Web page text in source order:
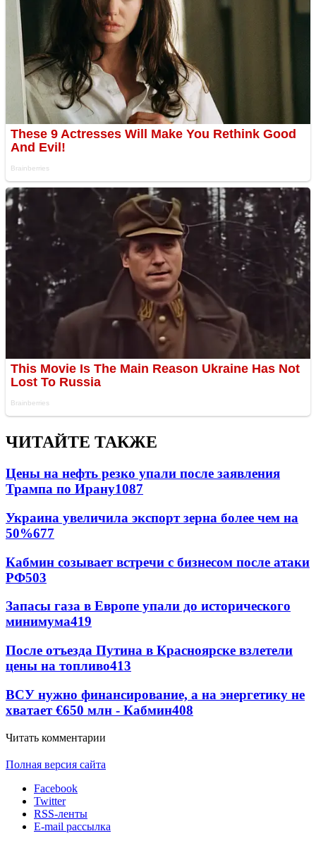
ЧИТАЙТЕ ТАКЖЕ
Цены на нефть резко упали после заявления
Трампа по Ирану1087
Украина увеличила экспорт зерна более чем на
50%677
Кабмин созывает встречи с бизнесом после атаки
РФ503
Запасы газа в Европе упали до исторического
минимума419
После отъезда Путина в Красноярске взлетели
цены на топливо413
ВСУ нужно финансирование, а на энергетику не
хватает €650 млн - Кабмин408
Читать комментарии
Полная версия сайта
Facebook
Twitter
RSS-ленты
E-mail рассылка